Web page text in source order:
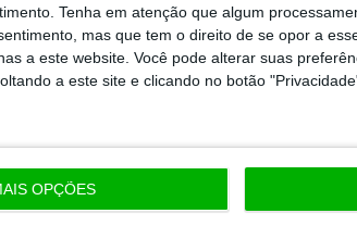
Tenha em atenção que algum
mas que tem o direito de se opor a
a este website. Você pode alterar suas
a este site e clicando no botão
OPÇÕES
e tenha acesso a notícias
às reportagens e especiais que
apoiar o ECO e os seus
é o jornalismo independente,